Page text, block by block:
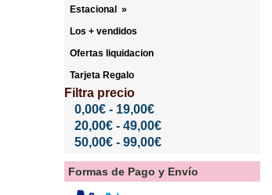
Estacional
»
Los + vendidos
Ofertas liquidacion
Tarjeta Regalo
Filtra precio
0,00€ - 19,00€
20,00€ - 49,00€
50,00€ - 99,00€
Formas de Pago y Envío